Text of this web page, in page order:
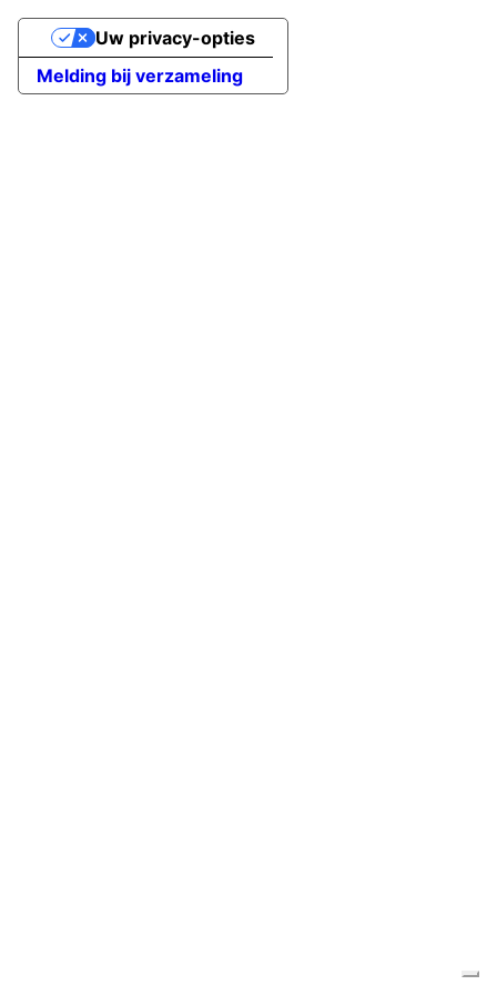
Melding bij verzameling
Uw privacy-opties